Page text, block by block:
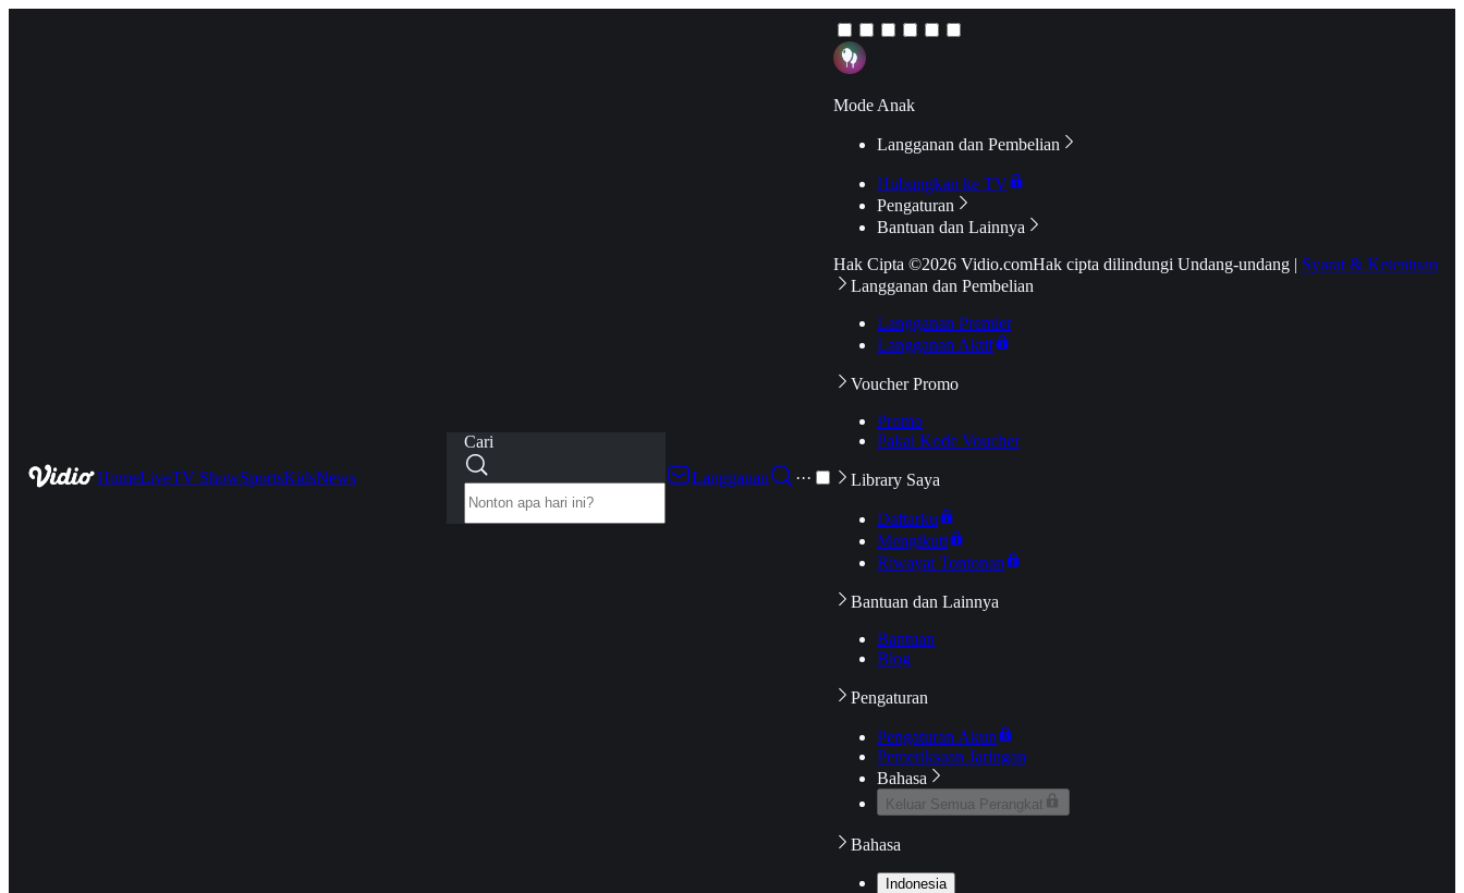
HomeLiveTV ShowSportsKidsNews
Cari
Langganan
···
Mode Anak
Langganan dan Pembelian
Hubungkan ke TV
Pengaturan
Bantuan dan Lainnya
Hak Cipta ©2026 Vidio.comHak cipta dilindungi Undang-undang | Syarat & Ketentuan
Langganan dan Pembelian
Langganan Premier
Langganan Aktif
Voucher Promo
Promo
Pakai Kode Voucher
Library Saya
Daftarku
Mengikuti
Riwayat Tontonan
Bantuan dan Lainnya
Bantuan
Blog
Pengaturan
Pengaturan Akun
Pemeriksaan Jaringan
Bahasa
Keluar Semua Perangkat
Bahasa
Indonesia